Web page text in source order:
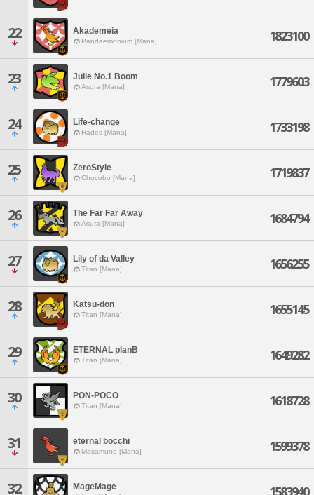
22 Akademeia
Pandaemonium [Mana] 1823100
23 Julie No.1 Boom
Asura [Mana] 1779603
24 Life-change
Hades [Mana] 1733198
25 ZeroStyle
Chocobo [Mana] 1719837
26 The Far Far Away
Asura [Mana] 1684794
27 Lily of da Valley
Titan [Mana] 1656255
28 Katsu-don
Titan [Mana] 1655145
29 ETERNAL planB
Titan [Mana] 1649282
30 PON-POCO
Titan [Mana] 1618728
31 eternal bocchi
Masamune [Mana] 1599378
32 MageMage 1583940